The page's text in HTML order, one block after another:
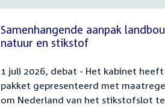
Samenhangende aanpak
natuur en stikstof
1 juli 2026, debat - Het kabinet heeft
pakket gepresenteerd met
om Nederland van het stikstofslot te